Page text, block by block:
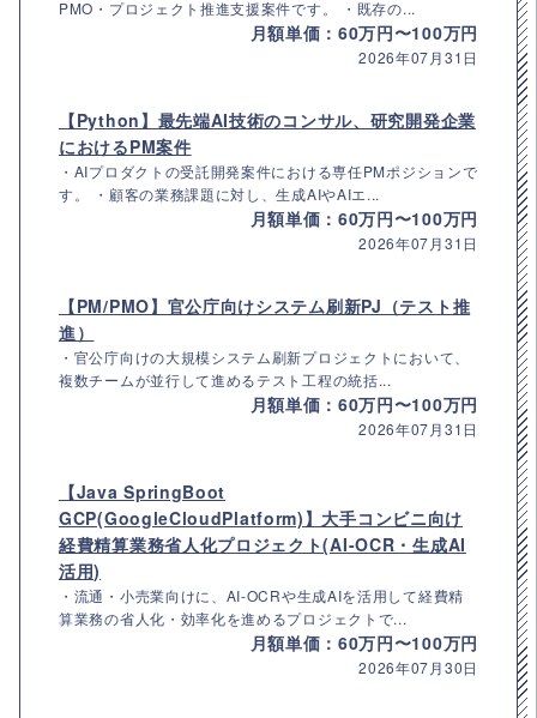
PMO・プロジェクト推進支援案件です。 ・既存の...
月額単価：60万円〜100万円
2026年07月31日
【Python】最先端AI技術のコンサル、研究開発企業
におけるPM案件
・AIプロダクトの受託開発案件における専任PMポジションで
す。 ・顧客の業務課題に対し、生成AIやAIエ...
月額単価：60万円〜100万円
2026年07月31日
【PM/PMO】官公庁向けシステム刷新PJ（テスト推
進）
・官公庁向けの大規模システム刷新プロジェクトにおいて、
複数チームが並行して進めるテスト工程の統括...
月額単価：60万円〜100万円
2026年07月31日
【Java SpringBoot
GCP(GoogleCloudPlatform)】大手コンビニ向け
経費精算業務省人化プロジェクト(AI-OCR・生成AI
活用)
・流通・小売業向けに、AI-OCRや生成AIを活用して経費精
算業務の省人化・効率化を進めるプロジェクトで...
月額単価：60万円〜100万円
2026年07月30日